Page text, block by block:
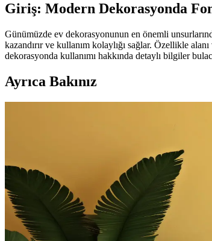
Giriş: Modern Dekorasyonda
Günümüzde ev dekorasyonunun en önemli
kazandırır ve kullanım kolaylığı sağlar. Özellikle
dekorasyonda kullanımı hakkında detaylı bilgiler
Ayrıca Bakınız
Evde Şömine Yanı Boşluklarını
Şömine yanındaki boşluklar, raf sistemleri, dekoratif
Balkon ve Teras Alanlarında İşlevsel ve
Balkon ve teraslarda barbeküden bitkilendirmeye,